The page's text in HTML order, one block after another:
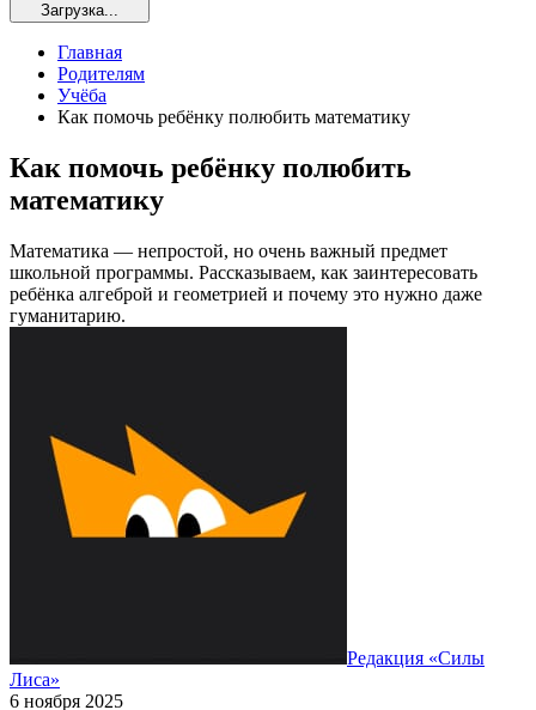
Загрузка...
Главная
Родителям
Учёба
Как помочь ребёнку полюбить математику
Как помочь ребёнку полюбить
математику
Математика — непростой, но очень важный предмет
школьной программы. Рассказываем, как заинтересовать
ребёнка алгеброй и геометрией и почему это нужно даже
гуманитарию.
Редакция «Силы
Лиса»
6 ноября 2025